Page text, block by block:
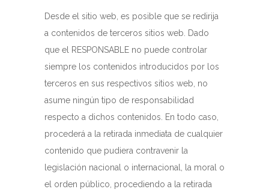
Desde el sitio web, es posible que se redirija
a contenidos de terceros sitios web. Dado
que el RESPONSABLE no puede controlar
siempre los contenidos introducidos por los
terceros en sus respectivos sitios web, no
asume ningún tipo de responsabilidad
respecto a dichos contenidos. En todo caso,
procederá a la retirada inmediata de cualquier
contenido que pudiera contravenir la
legislación nacional o internacional, la moral o
el orden público, procediendo a la retirada